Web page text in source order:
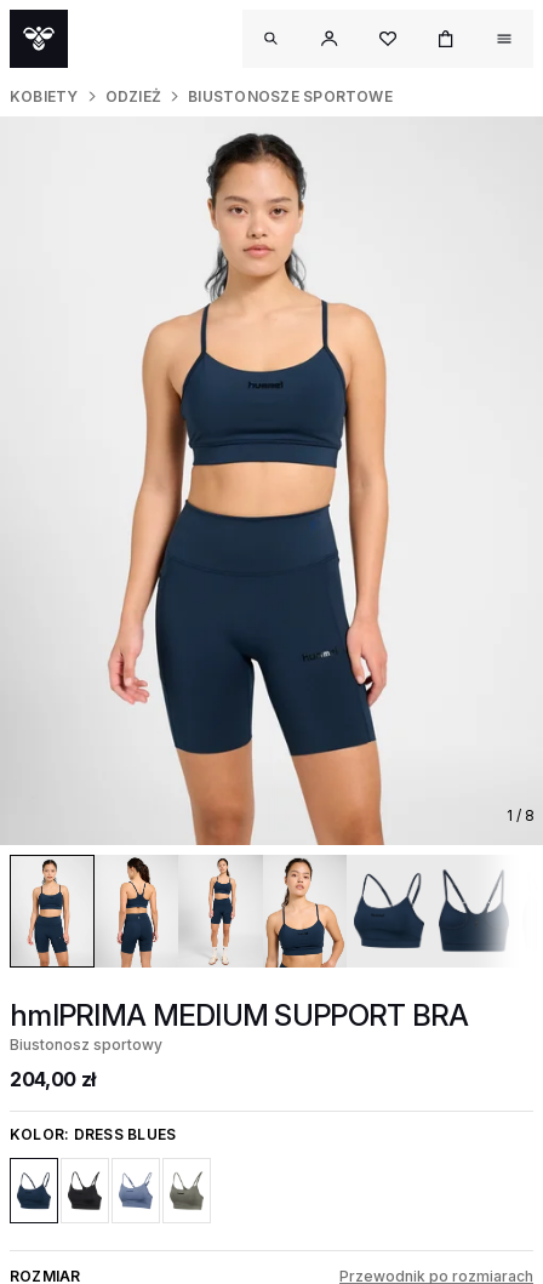
KOBIETY ODZIEŻ BIUSTONOSZE SPORTOWE
1 / 8
hmlPRIMA MEDIUM SUPPORT BRA
Biustonosz sportowy
204,00 zł
KOLOR: DRESS BLUES
ROZMIAR Przewodnik po rozmiarach